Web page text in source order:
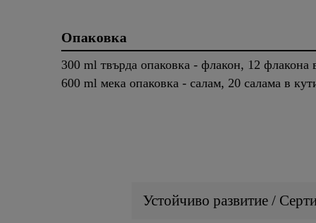
Опаковка
300 ml твърда опаковка - флакон, 12 флакона
600 ml мека опаковка - салам, 20 салама в
Устойчиво развитие /